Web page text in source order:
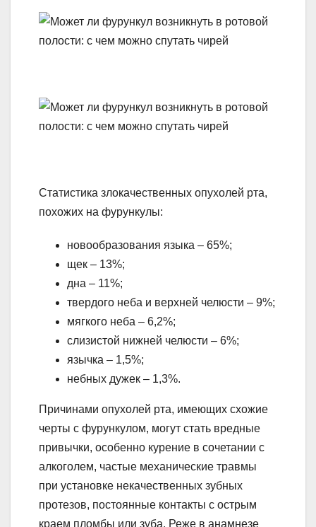
Статистика злокачественных опухолей рта,
похожих на фурункулы:
новообразования языка – 65%;
щек – 13%;
дна – 11%;
твердого неба и верхней челюсти – 9%;
мягкого неба – 6,2%;
слизистой нижней челюсти – 6%;
язычка – 1,5%;
небных дужек – 1,3%.
Причинами опухолей рта, имеющих схожие
черты с фурункулом, могут стать вредные
привычки, особенно курение в сочетании с
алкоголем, частые механические травмы
при установке некачественных зубных
протезов, постоянные контакты с острым
краем пломбы или зуба. Реже в анамнезе